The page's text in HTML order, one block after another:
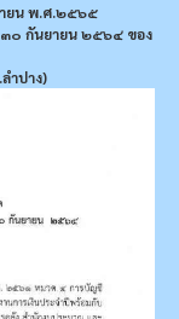
ยน พ.ศ.๒๕๖๕
๓๐ กันยายน ๒๕๖๔ ของ
ำปาง)